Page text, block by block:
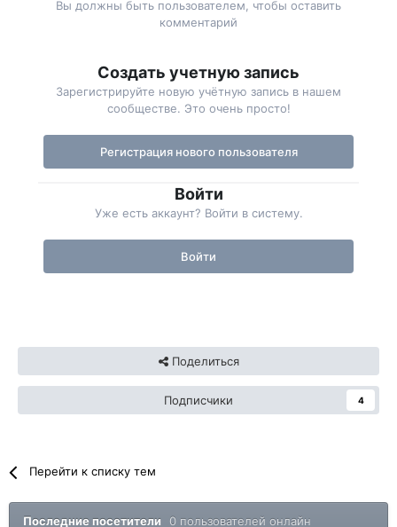
Вы должны быть пользователем, чтобы оставить
комментарий
Создать учетную запись
Зарегистрируйте новую учётную запись в нашем
сообществе. Это очень просто!
Регистрация нового пользователя
Войти
Уже есть аккаунт? Войти в систему.
Войти
Поделиться
Подписчики 4
Перейти к списку тем
Последние посетители 0 пользователей онлайн